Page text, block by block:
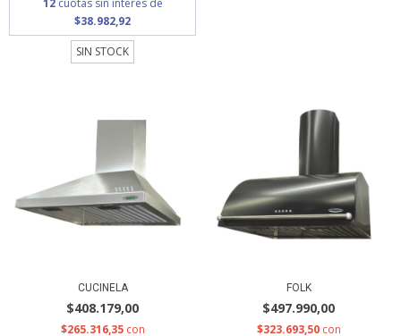
12 cuotas sin interés de
$38.982,92
SIN STOCK
CUCINELA
$408.179,00
$265.316,35 con
FOLK
$497.990,00
$323.693,50 con